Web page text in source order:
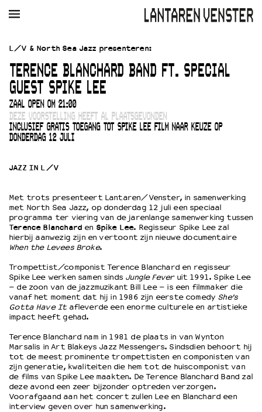
AGENDA FILM MUZIEK RESTAURANT
Winkelmandje
Zoek
PLAN JE BEZOEK
Openingstijden & contact
Bereikbaarheid
Schoolvoorstellingen
Filmprogramma’s Primair Onderwijs
Filmprogramma’s VO/MBO
Speciale educatieprogramma’s
OVER LANTARENVENSTER
Wat we doen
Werken bij
Wie is wie
Word vriend
Historie
Partners
Huisregels
Privacyverklaring
L/V & North Sea Jazz presenteren:
TERENCE BLANCHARD BAND FT. SPECIAL
GUEST SPIKE LEE
ZAAL OPEN OM 21:00
DEZE VOORSTELLING HEEFT AL PLAATSGEVONDEN
INCLUSIEF GRATIS TOEGANG TOT SPIKE LEE FILM NAAR KEUZE OP
DONDERDAG 12 JULI
JAZZ IN L/V
Met trots presenteert Lantaren/Venster, in samenwerking
met North Sea Jazz, op donderdag 12 juli een speciaal
programma ter viering van de jarenlange samenwerking tussen
Terence Blanchard en Spike Lee. Regisseur Spike Lee zal
hierbij aanwezig zijn en vertoont zijn nieuwe documentaire
When the Levees Broke.
Trompettist/componist Terence Blanchard en regisseur
Spike Lee werken samen sinds Jungle Feveruit 1991. Spike Lee
– de zoon van de jazzmuzikant Bill Lee – is een filmmaker die
vanaf het moment dat hij in 1986 zijn eerste comedy She’s
Gotta Have Itafleverde een enorme culturele en artistieke
impact heeft gehad.
Terence Blanchard nam in 1981 de plaats in van Wynton
Marsalis in Art Blakeys Jazz Messengers. Sindsdien behoort hij
tot de meest prominente trompettisten en componisten van
zijn generatie, kwaliteiten die hem tot de huiscomponist van
de films van Spike Lee maakten. De Terence Blanchard Band zal
deze avond een zeer bijzonder optreden verzorgen.
Voorafgaand aan het concert zullen Lee en Blanchard een
interview geven over hun samenwerking.